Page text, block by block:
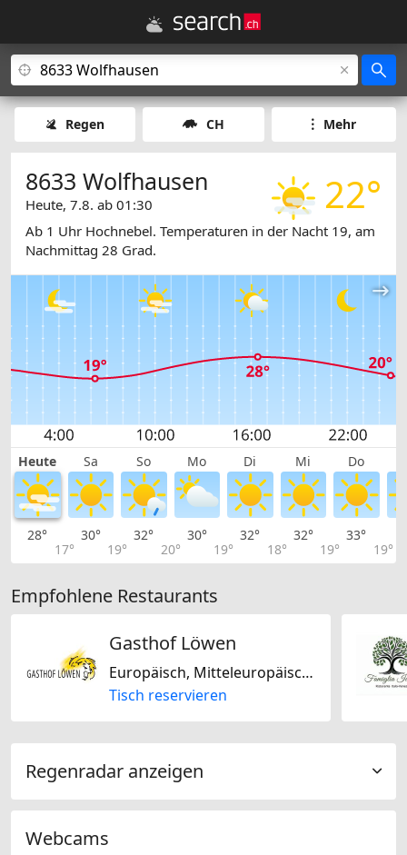
Regen CH Mehr
22°
8633 Wolfhausen
Heute, 7.8. ab 01:30
Ab 1 Uhr Hochnebel. Temperaturen in der Nacht 19, am
Nachmittag 28 Grad.
Heute Sa So Mo Di Mi Do
28°
17°
30°
19°
32°
20°
30°
19°
32°
18°
32°
19°
33°
19°
Empfohlene Restaurants
Gasthof Löwen
Europäisch, Mitteleuropäisch, Schweizerisch, Glutenfrei, Regional, Mediterran
Tisch reservieren
Regenradar anzeigen
Webcams